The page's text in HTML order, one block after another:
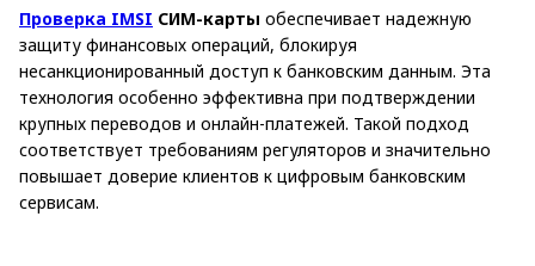
Проверка IMSI СИМ-карты обеспечивает надежную
защиту финансовых операций, блокируя
несанкционированный доступ к банковским данным. Эта
технология особенно эффективна при подтверждении
крупных переводов и онлайн-платежей. Такой подход
соответствует требованиям регуляторов и значительно
повышает доверие клиентов к цифровым банковским
сервисам.